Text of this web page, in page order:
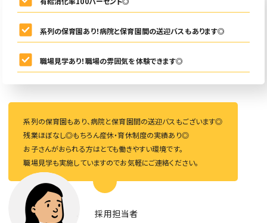
系列の保育園あり！病院と保育園間の送迎バスもあります◎
職場見学あり！職場の雰囲気を体験できます◎
採用担当者
系列の保育園もあり、病院と保育園間の送迎バスもございます◎
残業ほぼなし◎もちろん産休・育休制度の実績あり◎
お子さんがおられる方はとても働きやすい環境です。
職場見学も実施していますのでお気軽にご連絡ください。